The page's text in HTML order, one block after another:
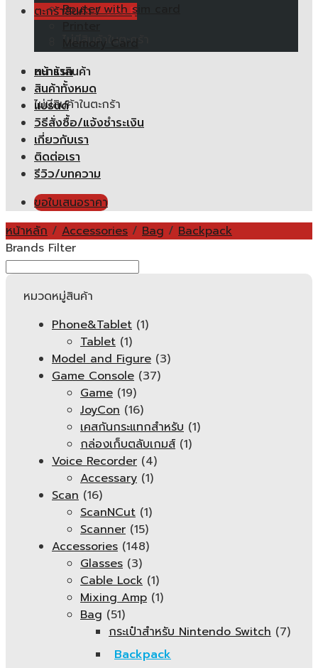
ตะกร้าสินค้า /0.00฿
ไม่มีสินค้าในตะกร้า
ตะกร้าสินค้า
ไม่มีสินค้าในตะกร้า
Router with sim card
Memory Card
หน้าแรก
สินค้าทั้งหมด
แบรนด์
วิธีสั่งซื้อ/แจ้งชำระเงิน
เกี่ยวกับเรา
ติดต่อเรา
รีวิว/บทความ
ขอใบเสนอราคา
หน้าหลัก / Accessories / Bag / Backpack
Brands Filter
หมวดหมู่สินค้า
Phone&Tablet (1)
Tablet (1)
Model and Figure (3)
Game Console (37)
Game (19)
JoyCon (16)
เคสกันกระแทกสำหรับ (1)
กล่องเก็บตลับเกมส์ (1)
Voice Recorder (4)
Accessary (1)
Scan (16)
ScanNCut (1)
Scanner (15)
Accessories (148)
Glasses (3)
Cable Lock (1)
Mixing Amp (1)
Bag (51)
กระเป๋าสำหรับ Nintendo Switch (7)
Backpack